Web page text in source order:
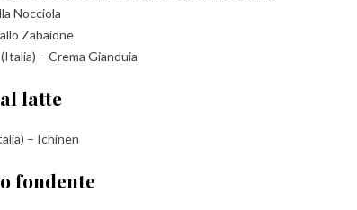
Nocciola
Zabaione
(Italia) – Crema Gianduia
latte
– Ichinen
fondente